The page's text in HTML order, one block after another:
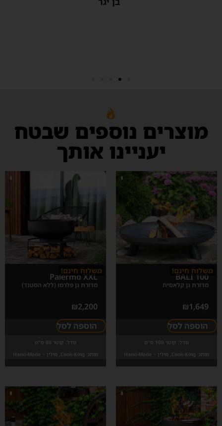
מוצרים נוספים שבטח
יעניינו אותך
משלוח חינם!
BALI 100
מדורת גן קלאסית
₪1,649
הוספה לסל
גודל: קוטר 100 ס"מ
מותג: Cook-King, פולין ~ Hand-Made
משלוח חינם!
Palermo XXL
מדורת גן פלרמו (ללא הסטנד)
₪2,200
הוספה לסל
גודל: קוטר 80 ס"מ
מותג: Cook-King, פולין ~ Hand-Made